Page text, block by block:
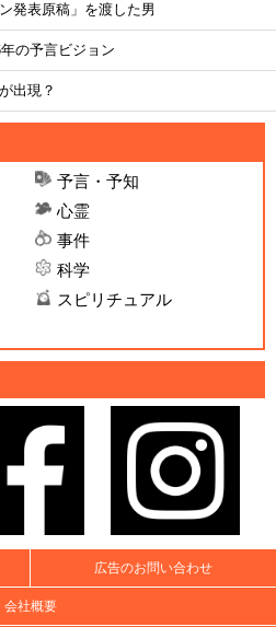
発表原稿」を渡した男
の予言ビジョン
出現？
予言・予知
心霊
事件
科学
スピリチュアル
広告のお問い合わせ
会社概要